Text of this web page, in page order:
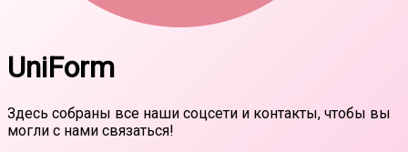
UniForm
Здесь собраны все наши соцсети и контакты, чтобы вы
могли с нами связаться!